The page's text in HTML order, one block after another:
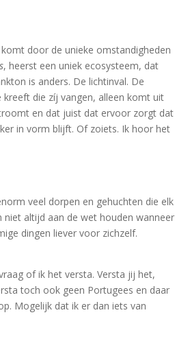
door de unieke omstandigheden
, heerst een uniek ecosysteem, dat
is anders. De lichtinval. De
kreeft die zíj vangen, alleen komt uit
en dat juist dat ervoor zorgt dat
in vorm blijft. Of zoiets. Ik hoor het
veel dorpen en gehuchten die elk
niet altijd aan de wet houden wanneer
dingen liever voor zichzelf.
of ik het versta. Versta jij het,
toch ook geen Portugees en daar
Mogelijk dat ik er dan iets van